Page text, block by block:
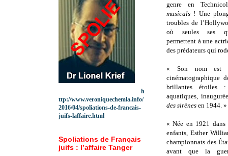
genre en
musicals ! Une
troubles de
où seules ses
permettent à une
des prédateurs qui
« Son nom est
cinématographique
brillantes étoiles :
aquatiques,
des sirènes en 1944. »
« Née en 1921
enfants, Esther
championnats des
avant que la
h
ttp://www.veroniquechemla.info/
2016/04/spoliations-de-francais-
juifs-laffaire.html
Spoliations de Français
juifs : l’affaire Tanger